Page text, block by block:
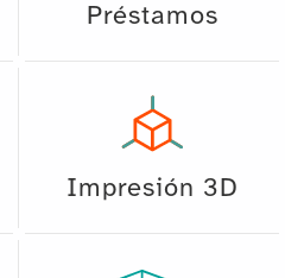
Préstamos
Impresión 3D